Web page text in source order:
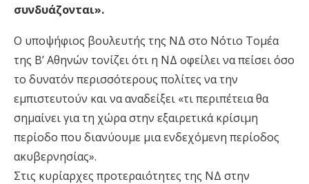
συνδυάζονται».
Ο υποψήφιος βουλευτής της ΝΔ στο Νότιο Τομέα
της Β’ Αθηνών τονίζει ότι η ΝΔ οφείλει να πείσει όσο
το δυνατόν περισσότερους πολίτες να την
εμπιστευτούν και να αναδείξει «τι περιπέτεια θα
σημαίνει για τη χώρα στην εξαιρετικά κρίσιμη
περίοδο που διανύουμε μια ενδεχόμενη περίοδος
ακυβερνησίας».
Στις κυρίαρχες προτεραιότητες της ΝΔ στην